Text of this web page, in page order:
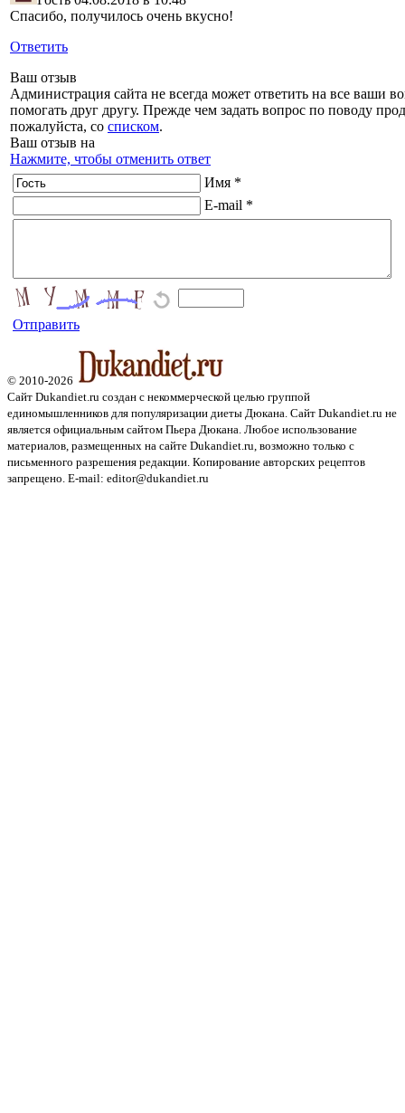
Спасибо, получилось очень вкусно!
Ответить
Ваш отзыв
Администрация сайта не всегда может ответить на все ваши
помогать друг другу. Прежде чем задать вопрос по поводу
пожалуйста, со списком.
Ваш отзыв на
Нажмите, чтобы отменить ответ
Имя *
E-mail *
Отправить
© 2010-2026
Сайт Dukandiet.ru создан с некоммерческой целью группой
единомышленников для популяризации диеты Дюкана. Сайт Dukandiet.ru не
является официальным сайтом Пьера Дюкана. Любое использование
материалов, размещенных на сайте Dukandiet.ru, возможно только с
письменного разрешения редакции. Копирование авторских рецептов
запрещено. E-mail: editor@dukandiet.ru